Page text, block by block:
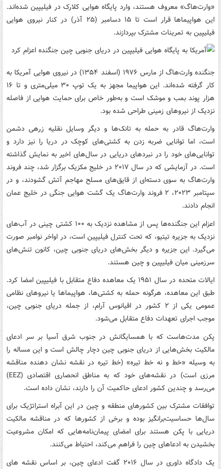
«وارت‌هاگ» معروف هستند، وارد پایگاه هوایی کلارک در فیلیپین شده‌اند.
این هواپیماها قرار است تا ۱۵ دسامبر (۲۵ آذر) در کنار نیروی هوایی
فیلیپین به تمرینات مشترک بپردازند.
جنگنده وارت‌هاگ از مارس ۱۹۷۶ (اسفند ۱۳۵۴) در نیروی هوایی آمریکا به
کار گرفته شده‌اند. این هواپیما مجهز به یک توپ ۳۰ میلی‌متری و تا ۱۶
هزار پوند بمب و موشک است و به‌طور خاص برای حمایت هوایی از فاصله
نزدیک از نیروهای زمینی طراحی شده بود.
وارت‌هاگ قادر به حمله به تانک‌ها و دیگر وسایل نقلیه زرهی دشمن
است، اما توانایی ضربه زدن به کشتی‌های کوچک در دریا را نیز دارد و
توانایی‌های خود را در نبردهای دریایی در سال‌های اخیر به نمایش گذاشته
است. در آزمایشی که در سال ۲۰۱۷ در خلیج مکزیک برگزار شد، چند فروند
وارت‌هاگ به سوی دسته‌ای از قایق‌های مسلح مهاجم آتش گشودند، و در
سپتامبر ۲۰۲۳، ۲ فروند وارت‌هاگ یک گشت هوایی جنگی در خلیج عمان
انجام دادند.
اعزام این جنگنده‌ها پس از مشاهده نزدیک به ۱۰۰ کشتی چینی در آب‌های
نزدیک به جزیره تیتیو، که تحت کنترل فیلیپین است، در اواخر نوامبر صورت
می‌گیرد. این جزیره و دیگر بخش‌های دریای جنوبی چین، کانون تنش‌های
سرزمینی میان فیلیپین و چین هستند.
ایالات متحده در سال ۱۹۵۱ یک معاهده دفاع متقابل با فیلیپین امضا کرد.
طبق این معاهده، هرگونه حمله به کشتی‌ها، هواپیماها یا نیروهای نظامی
عمومی یکی از ۲ کشور در اقیانوس آرام، از جمله دریای جنوبی چین،
موجب اجرای تعهدات دفاع متقابل می‌شود.
پکن مدت‌هاست که با همسایگانش در جنوب شرق آسیا بر سر ادعای
مالکیت بخش‌هایی از دریای جنوبی چین دچار چالش است و این مساله را
به وسیله «خط و نه خط تیره» (خط تیره در نقشه نشان دهنده مناقشه
مرزی است) در نقشه‌های خود که به مناطق انحصاری اقتصادی (EEZ)
می‌رسد و چندین کشور ادعای حاکمیت آن را دارند، نشان داده است.
توافقات مشترک بین کشورهای منطقه و چین در این آبراه استراتژیک برای
سال‌ها حساسیت‌برانگیز بوده و برخی از کشورها که در مناقشه مالکیت
دریایی با پکن هستند برای امضای پیمان‌نامه‌هایی که امکان مشروعیت
بخشیدن به ادعاهای چین را فراهم می‌کند، احتیاط می‌کنند.
یک دادگاه داوری در سال ۲۰۱۶ گفت ادعای چین، بر اساس نقشه های